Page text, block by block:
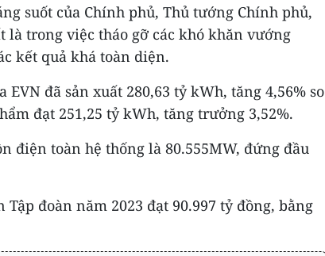
suốt của Chính phủ, Thủ tướng Chính phủ,
là trong việc tháo gỡ các khó khăn vướng
kết quả khá toàn diện.
đã sản xuất 280,63 tỷ kWh, tăng 4,56% so
đạt 251,25 tỷ kWh, tăng trưởng 3,52%.
điện toàn hệ thống là 80.555MW, đứng đầu
đoàn năm 2023 đạt 90.997 tỷ đồng, bằng